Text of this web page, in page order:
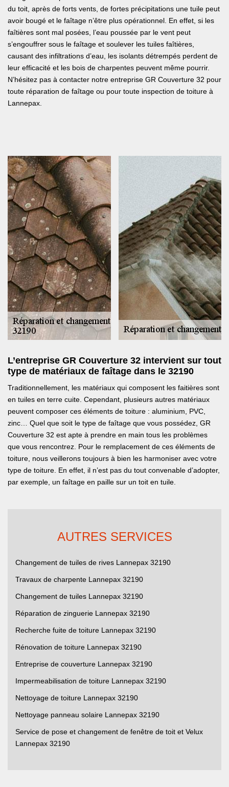
du toit, après de forts vents, de fortes précipitations une tuile peut
avoir bougé et le faîtage n’être plus opérationnel. En effet, si les
faîtières sont mal posées, l’eau poussée par le vent peut
s’engouffrer sous le faîtage et soulever les tuiles faîtières,
causant des infiltrations d’eau, les isolants détrempés perdent de
leur efficacité et les bois de charpentes peuvent même pourrir.
N’hésitez pas à contacter notre entreprise GR Couverture 32 pour
toute réparation de faîtage ou pour toute inspection de toiture à
Lannepax.
L’entreprise GR Couverture 32 intervient sur tout
type de matériaux de faîtage dans le 32190
Traditionnellement, les matériaux qui composent les faitières sont
en tuiles en terre cuite. Cependant, plusieurs autres matériaux
peuvent composer ces éléments de toiture : aluminium, PVC,
zinc… Quel que soit le type de faîtage que vous possédez, GR
Couverture 32 est apte à prendre en main tous les problèmes
que vous rencontrez. Pour le remplacement de ces éléments de
toiture, nous veillerons toujours à bien les harmoniser avec votre
type de toiture. En effet, il n’est pas du tout convenable d’adopter,
par exemple, un faîtage en paille sur un toit en tuile.
AUTRES SERVICES
Changement de tuiles de rives Lannepax 32190
Travaux de charpente Lannepax 32190
Changement de tuiles Lannepax 32190
Réparation de zinguerie Lannepax 32190
Recherche fuite de toiture Lannepax 32190
Rénovation de toiture Lannepax 32190
Entreprise de couverture Lannepax 32190
Impermeabilisation de toiture Lannepax 32190
Nettoyage de toiture Lannepax 32190
Nettoyage panneau solaire Lannepax 32190
Service de pose et changement de fenêtre de toit et Velux
Lannepax 32190